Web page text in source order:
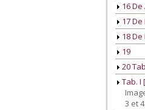
16 De
17
18
19
20
Tab. I
3 et